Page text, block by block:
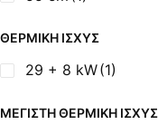
Σόμπες Υγραερίου
Σούβλες -
Σωλήνες
Τζάκια - Εστίες
ΘΕΡΜΙΚΉ ΙΣΧΎΣ
29 + 8 kW(1)
ΜΈΓΙΣΤΗ ΘΕΡΜΙΚΉ ΙΣΧΎΣ